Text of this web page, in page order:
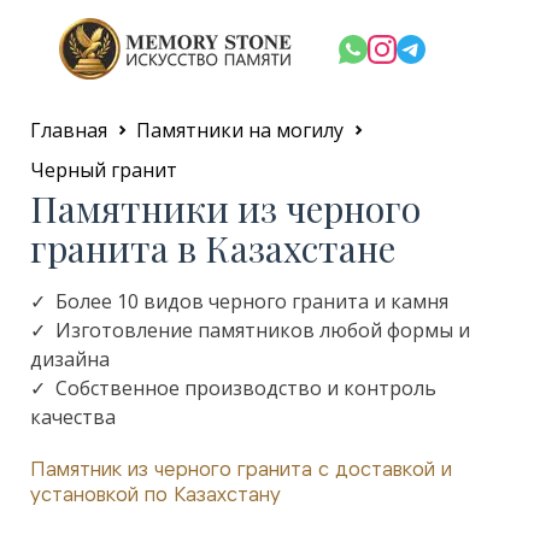
Главная
Памятники на могилу
Черный гранит
Памятники из черного
гранита в Казахстане
✓ Более 10 видов черного гранита и камня
✓ Изготовление памятников любой формы и
дизайна
✓ Собственное производство и контроль
качества
Памятник из черного гранита с доставкой и
установкой по Казахстану